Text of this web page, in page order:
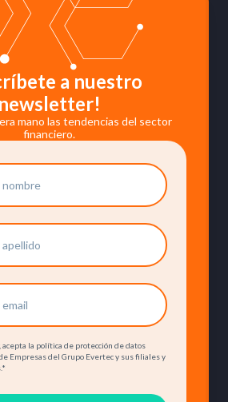
a nuestro
newsletter!
mano las tendencias del sector
financiero.
acepta la política de protección de datos
Empresas del Grupo Evertec y sus filiales y
*